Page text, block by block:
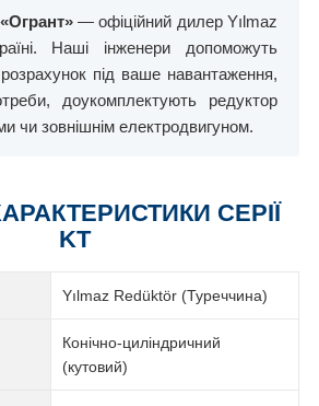
— офіційний дилер Yılmaz
Наші інженери допоможуть
під ваше навантаження,
доукомплектують редуктор
чи зовнішнім електродвигуном.
СЕРІЇ
KT
Yılmaz Redüktör (Туреччина)
Конічно-циліндричний
(кутовий)